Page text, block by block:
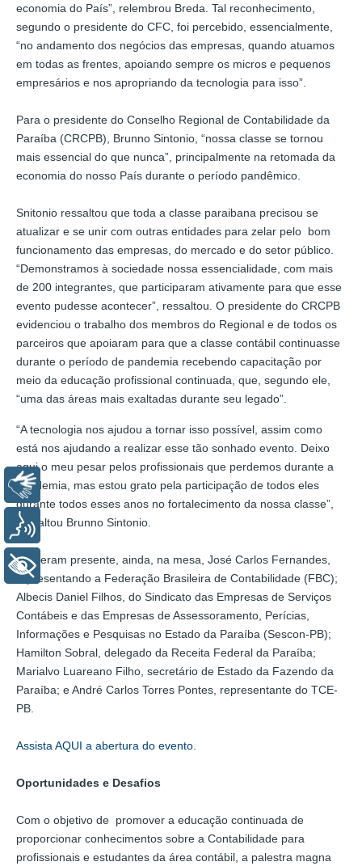
economia do País”, relembrou Breda. Tal reconhecimento,
segundo o presidente do CFC, foi percebido, essencialmente,
“no andamento dos negócios das empresas, quando atuamos
em todas as frentes, apoiando sempre os micros e pequenos
empresários e nos apropriando da tecnologia para isso”.
Para o presidente do Conselho Regional de Contabilidade da
Paraíba (CRCPB), Brunno Sintonio, “nossa classe se tornou
mais essencial do que nunca”, principalmente na retomada da
economia do nosso País durante o período pandêmico.
Snitonio ressaltou que toda a classe paraibana precisou se
atualizar e se unir com outras entidades para zelar pelo bom
funcionamento das empresas, do mercado e do setor público.
“Demonstramos à sociedade nossa essencialidade, com mais
de 200 integrantes, que participaram ativamente para que esse
evento pudesse acontecer”, ressaltou. O presidente do CRCPB
evidenciou o trabalho dos membros do Regional e de todos os
parceiros que apoiaram para que a classe contábil continuasse
durante o período de pandemia recebendo capacitação por
meio da educação profissional continuada, que, segundo ele,
“uma das áreas mais exaltadas durante seu legado”.
“A tecnologia nos ajudou a tornar isso possível, assim como
está nos ajudando a realizar esse tão sonhado evento. Deixo
aqui o meu pesar pelos profissionais que perdemos durante a
pandemia, mas estou grato pela participação de todos eles
durante todos esses anos no fortalecimento da nossa classe”,
ressaltou Brunno Sintonio.
Estiveram presente, ainda, na mesa, José Carlos Fernandes,
representando a Federação Brasileira de Contabilidade (FBC);
Albecis Daniel Filhos, do Sindicato das Empresas de Serviços
Contábeis e das Empresas de Assessoramento, Perícias,
Informações e Pesquisas no Estado da Paraíba (Sescon-PB);
Hamilton Sobral, delegado da Receita Federal da Paraíba;
Marialvo Luareano Filho, secretário de Estado da Fazendo da
Paraíba; e André Carlos Torres Pontes, representante do TCE-
PB.
Assista AQUI a abertura do evento.
Oportunidades e Desafios
Com o objetivo de promover a educação continuada de
proporcionar conhecimentos sobre a Contabilidade para
profissionais e estudantes da área contábil, a palestra magna
Libras
Voz
+ Acessibilidade